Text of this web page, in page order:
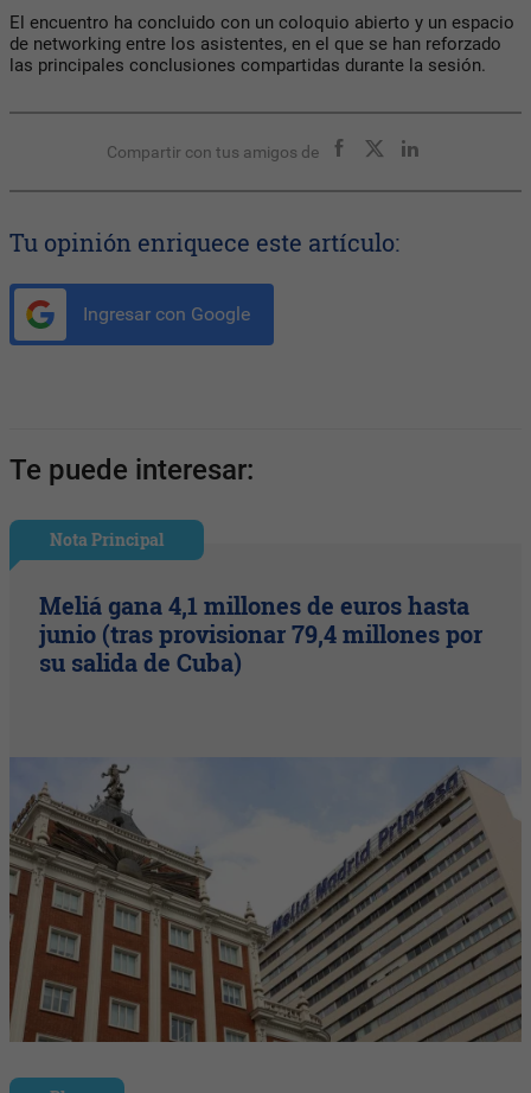
El encuentro ha concluido con un coloquio abierto y un espacio
de networking entre los asistentes, en el que se han reforzado
las principales conclusiones compartidas durante la sesión.
Compartir con tus amigos de
Tu opinión enriquece este artículo:
Ingresar con Google
Te puede interesar:
Nota Principal
Meliá gana 4,1 millones de euros hasta
junio (tras provisionar 79,4 millones por
su salida de Cuba)